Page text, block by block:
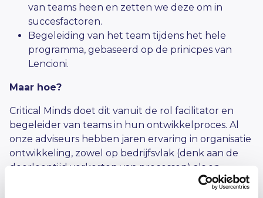
van teams heen en zetten we deze om in
succesfactoren.
Begeleiding van het team tijdens het hele
programma, gebaseerd op de prinicpes van
Lencioni.
Maar hoe?
Critical Minds doet dit vanuit de rol facilitator en
begeleider van teams in hun ontwikkelproces. Al
onze adviseurs hebben jaren ervaring in organisatie
ontwikkeling, zowel op bedrijfsvlak (denk aan de
doorlooptijd verkorten van processen) als op